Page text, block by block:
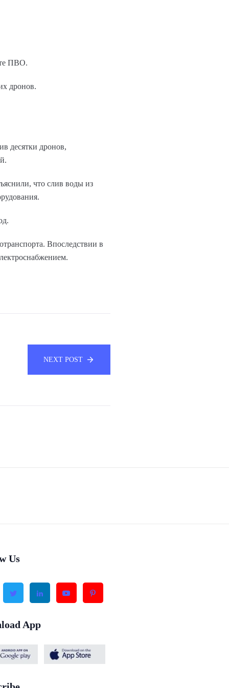
ПВО.
дронов.
десятки дронов,
что слив воды из
Впоследствии в
NEXT POST
Us
App